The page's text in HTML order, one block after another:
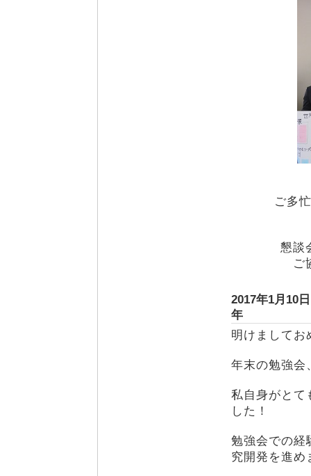
ご多
懇談
ご
2017年1月10
明けましてお
年末の勉強会
私自身がとて
した！
勉強会での経
究開発を進め